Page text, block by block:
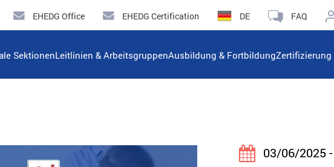
EHEDG Office EHEDG Certification DE FAQ
SektionenLeitlinien & ArbeitsgruppenAusbildung & FortbildungZertifizierung
03/06/2025